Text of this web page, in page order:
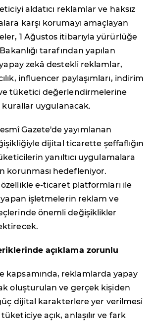
aldatıcı reklamlar ve haksız
karşı korumayı amaçlayan
1 Ağustos itibarıyla yürürlüğe
tarafından yapılan
zekâ destekli reklamlar,
influencer paylaşımları, indirim
tüketici değerlendirmelerine
kurallar uygulanacak.
Gazete'de yayımlanan
dijital ticarette şeffaflığın
yanıltıcı uygulamalara
korunması hedefleniyor.
e-ticaret platformları ile
yapan işletmelerin reklam ve
önemli değişiklikler
açıklama zorunlu
kapsamında, reklamlarda yapay
oluşturulan ve gerçek kişiden
dijital karakterlere yer verilmesi
açık, anlaşılır ve fark